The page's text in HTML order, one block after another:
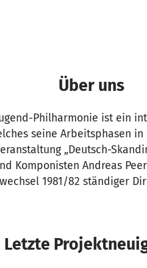
Über uns
Philharmonie ist ein
seine Arbeitsphasen
„Deutsch-
Komponisten Andreas
1981/82 ständiger
Letzte